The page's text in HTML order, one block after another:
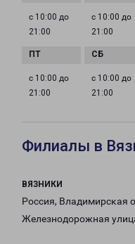
с 10:00 до
21:00
с 10:00 до
21:00
с 10:00 до
21:00
с 10:00 до
21:00
Филиалы в
ВЯЗНИКИ
Россия, Владимирская
Железнодорожная